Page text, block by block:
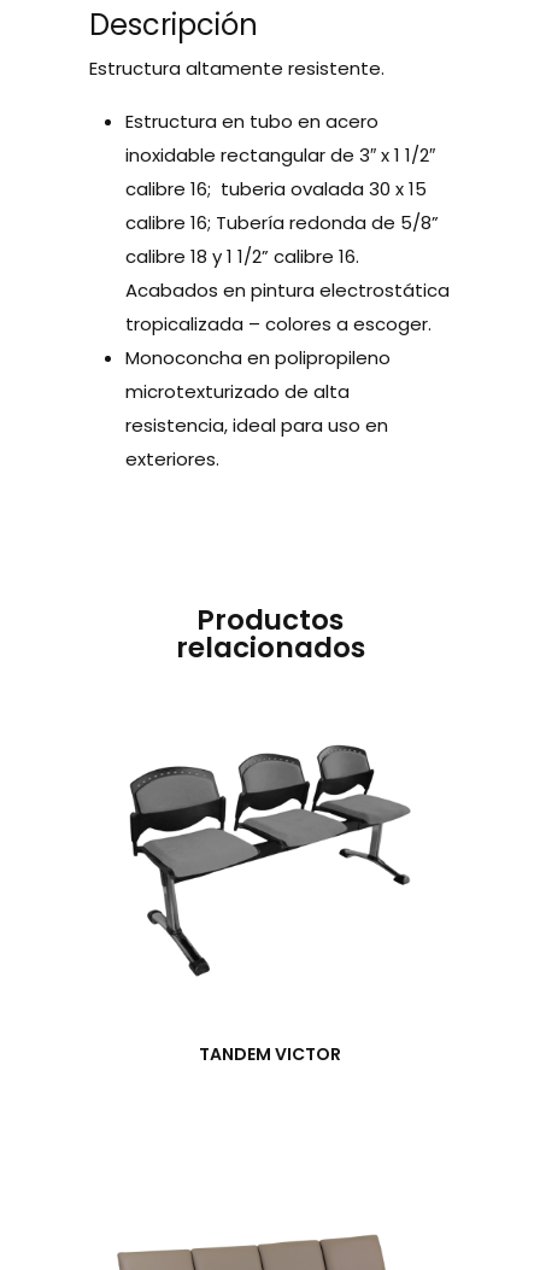
Descripción
Estructura altamente resistente.
Estructura en tubo en acero
inoxidable rectangular de 3″ x 1 1/2″
calibre 16; tuberia ovalada 30 x 15
calibre 16; Tubería redonda de 5/8”
calibre 18 y 1 1/2” calibre 16.
Acabados en pintura electrostática
tropicalizada – colores a escoger.
Monoconcha en polipropileno
microtexturizado de alta
resistencia, ideal para uso en
exteriores.
Productos
relacionados
TANDEM VICTOR